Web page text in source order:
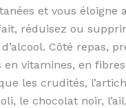
et vous éloigne
réduisez ou
Côté repas,
vitamines, en
les crudités,
le chocolat noir,